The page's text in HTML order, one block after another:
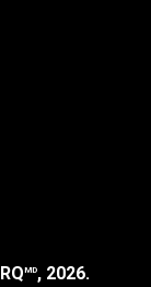
MD, 2026.